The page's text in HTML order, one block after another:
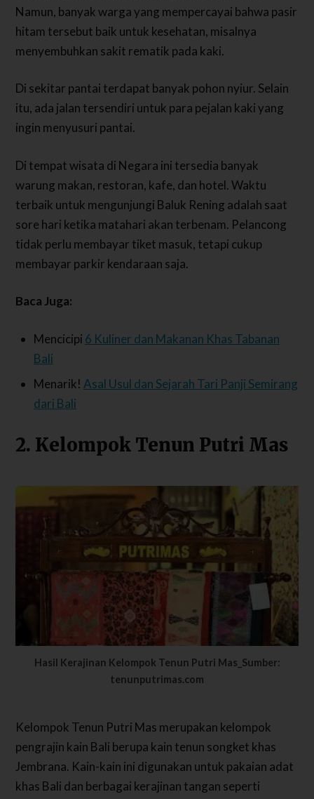
Namun, banyak warga yang mempercayai bahwa pasir
hitam tersebut baik untuk kesehatan, misalnya
menyembuhkan sakit rematik pada kaki.
Di sekitar pantai terdapat banyak pohon nyiur. Selain
itu, ada jalan tersendiri untuk para pejalan kaki yang
ingin menyusuri pantai.
Di tempat wisata di Negara ini tersedia banyak
warung makan, restoran, kafe, dan hotel. Waktu
terbaik untuk mengunjungi Baluk Rening adalah saat
sore hari ketika matahari akan terbenam. Pelancong
tidak perlu membayar tiket masuk, tetapi cukup
membayar parkir kendaraan saja.
Baca Juga:
Mencicipi 6 Kuliner dan Makanan Khas Tabanan
Bali
Menarik! Asal Usul dan Sejarah Tari Panji Semirang
dari Bali
2. Kelompok Tenun Putri Mas
Hasil Kerajinan Kelompok Tenun Putri Mas_Sumber:
tenunputrimas.com
Kelompok Tenun Putri Mas merupakan kelompok
pengrajin kain Bali berupa kain tenun songket khas
Jembrana. Kain-kain ini digunakan untuk pakaian adat
khas Bali dan berbagai kerajinan tangan seperti